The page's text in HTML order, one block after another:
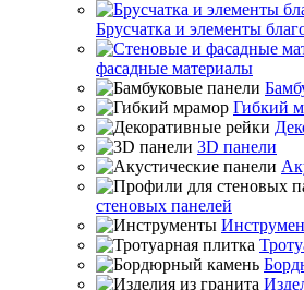
Брусчатка и элементы
фасадные материалы
Гибкий
3D панели
стеновых панелей